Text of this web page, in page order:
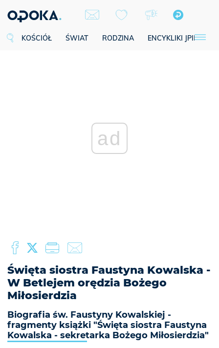
KOŚCIÓŁ ŚWIAT RODZINA ENCYKLIKI JPII
ad
Święta siostra Faustyna Kowalska -
W Betlejem orędzia Bożego
Miłosierdzia
Biografia św. Faustyny Kowalskiej -
fragmenty książki "Święta siostra Faustyna
Kowalska - sekretarka Bożego Miłosierdzia"